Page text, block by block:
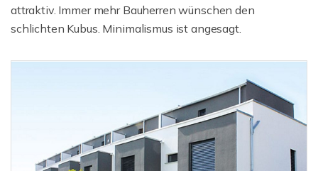
attraktiv. Immer mehr Bauherren wünschen den
schlichten Kubus. Minimalismus ist angesagt.